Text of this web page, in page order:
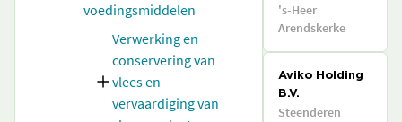
voedingsmiddelen
Verwerking en
conservering van
vlees en
vervaardiging van
's-Heer
Arendskerke
Aviko Holding
B.V.
Steenderen